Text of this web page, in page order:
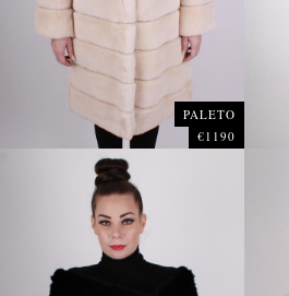
PALETO
€1190